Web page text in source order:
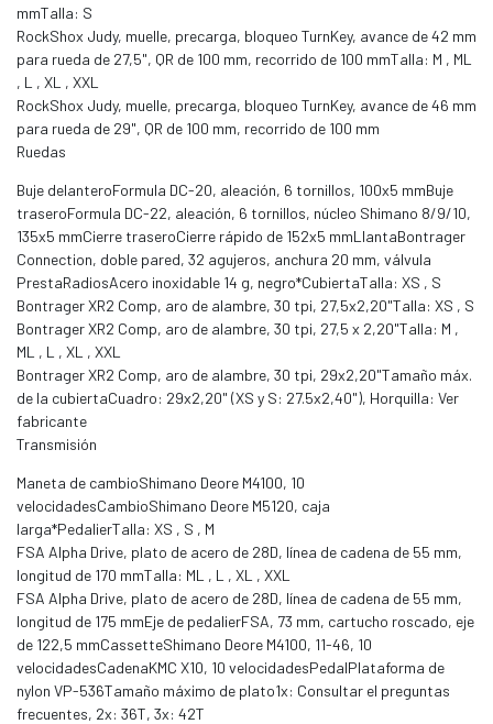
mmTalla: S
RockShox Judy, muelle, precarga, bloqueo TurnKey, avance de 42 mm
para rueda de 27,5", QR de 100 mm, recorrido de 100 mmTalla: M , ML
, L , XL , XXL
RockShox Judy, muelle, precarga, bloqueo TurnKey, avance de 46 mm
para rueda de 29", QR de 100 mm, recorrido de 100 mm
Ruedas
Buje delanteroFormula DC-20, aleación, 6 tornillos, 100x5 mmBuje
traseroFormula DC-22, aleación, 6 tornillos, núcleo Shimano 8/9/10,
135x5 mmCierre traseroCierre rápido de 152x5 mmLlantaBontrager
Connection, doble pared, 32 agujeros, anchura 20 mm, válvula
PrestaRadiosAcero inoxidable 14 g, negro*CubiertaTalla: XS , S
Bontrager XR2 Comp, aro de alambre, 30 tpi, 27,5x2,20"Talla: XS , S
Bontrager XR2 Comp, aro de alambre, 30 tpi, 27,5 x 2,20"Talla: M ,
ML , L , XL , XXL
Bontrager XR2 Comp, aro de alambre, 30 tpi, 29x2,20"Tamaño máx.
de la cubiertaCuadro: 29x2,20" (XS y S: 27.5x2,40"), Horquilla: Ver
fabricante
Transmisión
Maneta de cambioShimano Deore M4100, 10
velocidadesCambioShimano Deore M5120, caja
larga*PedalierTalla: XS , S , M
FSA Alpha Drive, plato de acero de 28D, línea de cadena de 55 mm,
longitud de 170 mmTalla: ML , L , XL , XXL
FSA Alpha Drive, plato de acero de 28D, línea de cadena de 55 mm,
longitud de 175 mmEje de pedalierFSA, 73 mm, cartucho roscado, eje
de 122,5 mmCassetteShimano Deore M4100, 11-46, 10
velocidadesCadenaKMC X10, 10 velocidadesPedalPlataforma de
nylon VP-536Tamaño máximo de plato1x: Consultar el preguntas
frecuentes, 2x: 36T, 3x: 42T